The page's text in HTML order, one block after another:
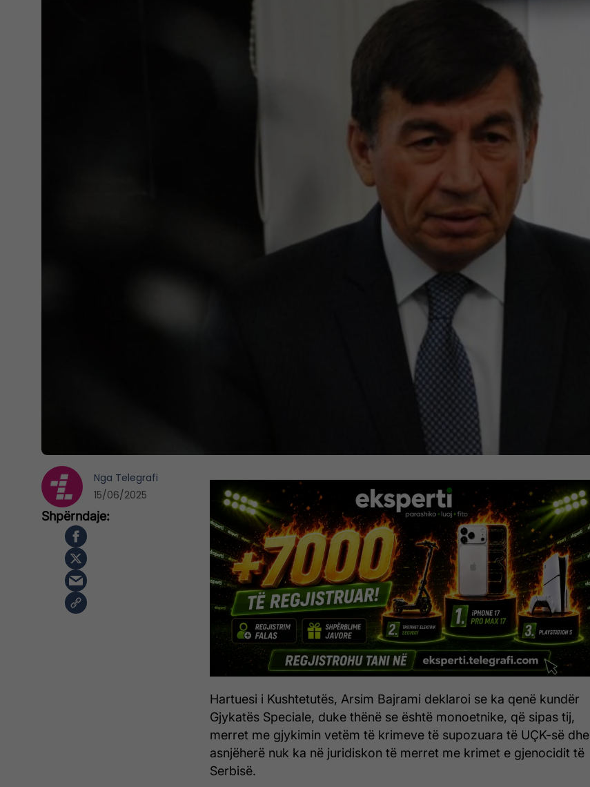
Hartuesi i Kushtetutës, Arsim Bajrami deklaroi se ka qenë kundër
Gjykatës Speciale, duke thënë se është monoetnike, që sipas tij,
merret me gjykimin vetëm të krimeve të supozuara të UÇK-së dhe
asnjëherë nuk ka në juridiskon të merret me krimet e gjenocidit të
Serbisë.
Nga Telegrafi
15/06/2025